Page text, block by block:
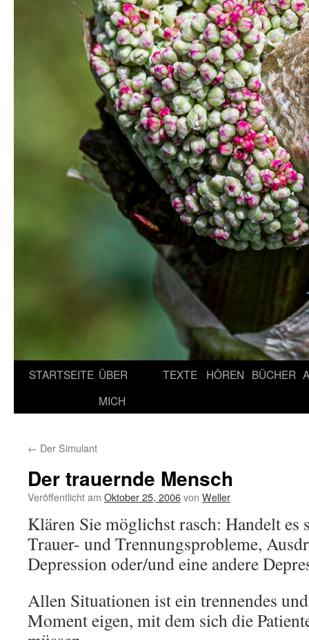
STARTSEITE ÜBER
MICH
TEXTE HÖREN BÜCHER
← Der Simulant
Der trauernde Mensch
Veröffentlicht am Oktober 25, 2006von Weller
Klären Sie möglichst rasch: Handelt
Trauer- und Trennungsprobleme,
Depression oder/und eine andere
Allen Situationen ist ein trennendes
Moment eigen, mit dem sich die